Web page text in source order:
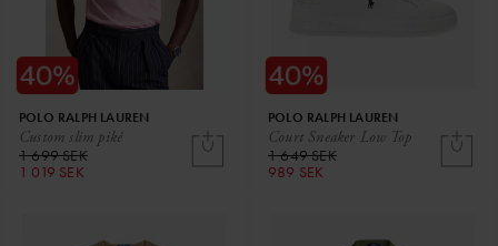
Custom slim piké
POLO RALPH LAUREN
1 699 SEK
1 019 SEK
Court Sneaker Low Top
POLO RALPH LAUREN
1 649 SEK
989 SEK